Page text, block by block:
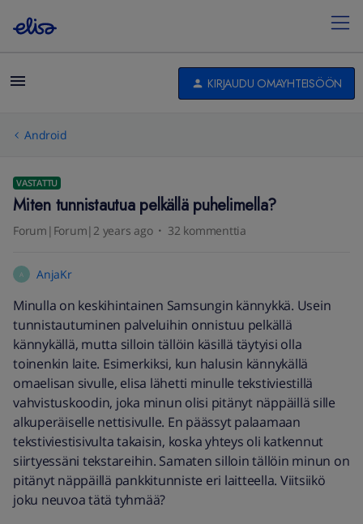
KIRJAUDU OMAYHTEISÖÖN
Android
VASTATTU
Miten tunnistautua pelkällä puhelimella?
Forum|Forum|2 years ago 32 kommenttia
A AnjaKr
Minulla on keskihintainen Samsungin kännykkä. Usein
tunnistautuminen palveluihin onnistuu pelkällä
kännykällä, mutta silloin tällöin käsillä täytyisi olla
toinenkin laite. Esimerkiksi, kun halusin kännykällä
omaelisan sivulle, elisa lähetti minulle tekstiviestillä
vahvistuskoodin, joka minun olisi pitänyt näppäillä sille
alkuperäiselle nettisivulle. En päässyt palaamaan
tekstiviestisivulta takaisin, koska yhteys oli katkennut
siirtyessäni tekstareihin. Samaten silloin tällöin minun on
pitänyt näppäillä pankkitunniste eri laitteella. Viitsiikö
joku neuvoa tätä tyhmää?